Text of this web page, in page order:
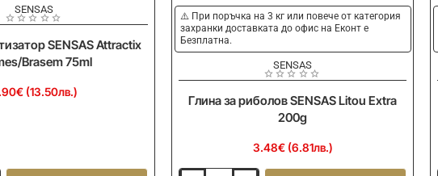
SENSAS
SENSAS Attractix
Brasem 75ml
(13.50лв.)
⚠️ При поръчка на 3 кг или повече от категория
захранки доставката до офис на Еконт е
Безплатна.
SENSAS
Глина за риболов SENSAS Litou Extra
200g
3.48€ (6.81лв.)